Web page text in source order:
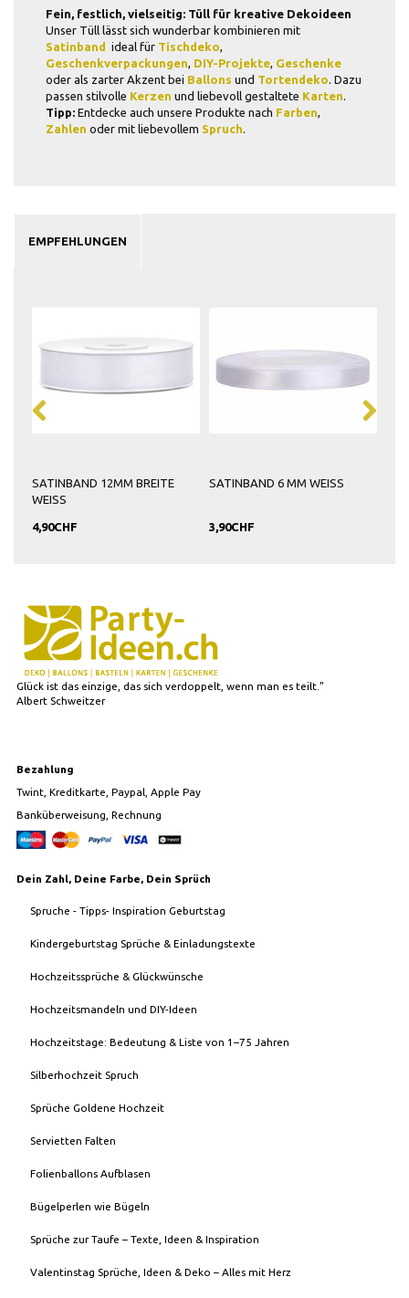
Fein, festlich, vielseitig: Tüll für kreative Dekoideen
Unser Tüll lässt sich wunderbar kombinieren mit
Satinband  ideal für Tischdeko,
Geschenkverpackungen, DIY-Projekte, Geschenke
oder als zarter Akzent bei Ballons und Tortendeko. Dazu
passen stilvolle Kerzen und liebevoll gestaltete Karten.
Tipp: Entdecke auch unsere Produkte nach Farben,
Zahlen oder mit liebevollem Spruch.
EMPFEHLUNGEN
SATINBAND 12MM BREITE
WEISS
4,90CHF
SATINBAND 6 MM WEISS
3,90CHF
Glück ist das einzige, das sich verdoppelt, wenn man es teilt."
Albert Schweitzer
Bezahlung
Twint, Kreditkarte, Paypal, Apple Pay
Banküberweisung, Rechnung
Dein Zahl, Deine Farbe, Dein Sprüch
Spruche - Tipps- Inspiration Geburtstag
Kindergeburtstag Sprüche & Einladungstexte
Hochzeitssprüche & Glückwünsche
Hochzeitsmandeln und DIY-Ideen
Hochzeitstage: Bedeutung & Liste von 1–75 Jahren
Silberhochzeit Spruch
Sprüche Goldene Hochzeit
Servietten Falten
Folienballons Aufblasen
Bügelperlen wie Bügeln
Sprüche zur Taufe – Texte, Ideen & Inspiration
Valentinstag Sprüche, Ideen & Deko – Alles mit Herz